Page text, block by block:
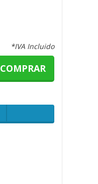
*IVA Incluido
COMPRAR